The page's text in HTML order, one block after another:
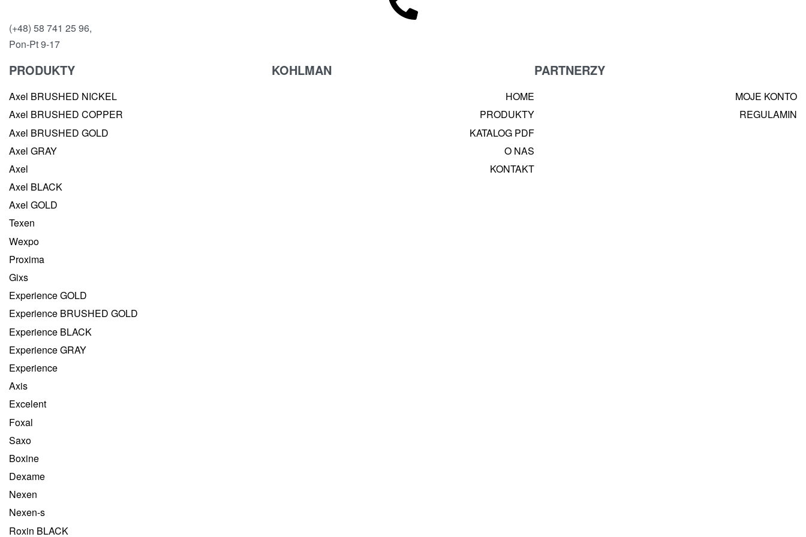
(+48) 58 741 25 96,
Pon-Pt 9-17
PRODUKTY
Axel BRUSHED NICKEL
Axel BRUSHED COPPER
Axel BRUSHED GOLD
Axel GRAY
Axel
Axel BLACK
Axel GOLD
Texen
Wexpo
Proxima
Gixs
Experience GOLD
Experience BRUSHED GOLD
Experience BLACK
Experience GRAY
Experience
Axis
Excelent
Foxal
Saxo
Boxine
Dexame
Nexen
Nexen-s
Roxin BLACK
KOHLMAN
HOME
PRODUKTY
KATALOG PDF
O NAS
KONTAKT
PARTNERZY
MOJE KONTO
REGULAMIN